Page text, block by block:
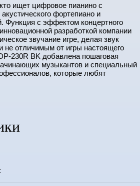
ищет цифровое пианино с
фортепиано и
Функция с эффектом концертного
разработкой компании
звучание игре, делая звук
не отличимым от игры настоящего
230R BK добавлена пошаговая
музыкантов и специальный
которые любят